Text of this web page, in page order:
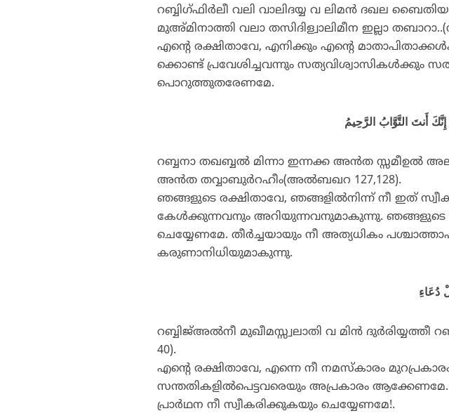
റബ്ബിഗ്ഫിര്‍ലീ വലി വാലിദയ്യ വ ലിമന്‍ ദഖല
മുഅ്മിനാത്തി വലാ തസിദിള്വാലിമീന ഇല്ലാ
എന്റെ രക്ഷിതാവേ, എനിക്കും എന്റെ
ക്കൊണ്ട് പ്രവേശിച്ചവന്നും സത്യവിശ്വാസികള്‍ക്കും
പൊറുത്തുതരേണമേ.
أَنتَ التَّوَّابُ الرَّحِيمُ
റബ്ബനാ തഖബ്ബല്‍ മിന്നാ ഇന്നക്ക അന്‍ത സ്സമീഉല്‍
അന്‍ത തവ്വാബുര്‍റഹീം(അല്‍ബഖറ 127,128).
ഞങ്ങളുടെ രക്ഷിതാവേ, ഞങ്ങളില്‍നിന്ന് നീ ഇത്
കേള്‍ക്കുന്നവനും അറിയുന്നവനുമാകുന്നു. ഞങ്ങളുടെ
ചെയ്യേണമേ. തീര്‍ച്ചയായും നീ അത്യധികം
കരുണാനിധിയുമാകുന്നു.
دُعَاءِ
റബ്ബിജ്അല്‍നീ മുഖീമസ്സ്വലാതി വ മിന്‍
40).
എന്റെ രക്ഷിതാവേ, എന്നെ നീ നമസ്‌കാരം
സന്തതികളില്‍പെട്ടവരെയും അപ്രകാരം
പ്രാര്‍ഥന നീ സ്വീകരിക്കുകയും ചെയ്യേണമേ!.